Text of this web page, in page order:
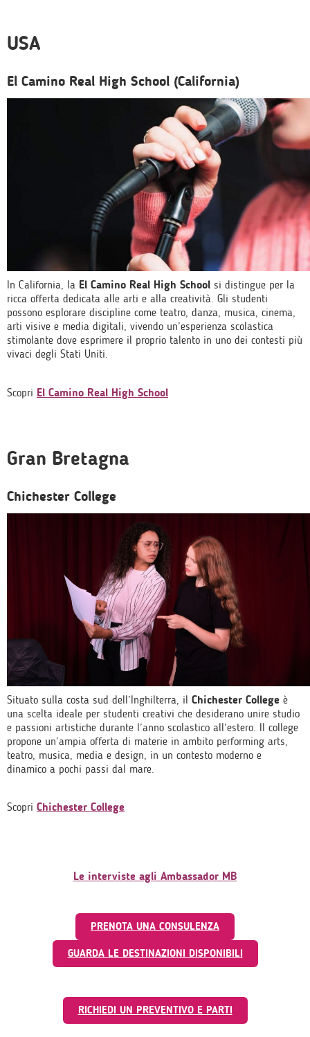
USA
El Camino Real High School (California)
In California, la El Camino Real High School si distingue per la
ricca offerta dedicata alle arti e alla creatività. Gli studenti
possono esplorare discipline come teatro, danza, musica, cinema,
arti visive e media digitali, vivendo un’esperienza scolastica
stimolante dove esprimere il proprio talento in uno dei contesti più
vivaci degli Stati Uniti.
Scopri El Camino Real High School
Gran Bretagna
Chichester College
Situato sulla costa sud dell’Inghilterra, il Chichester College è
una scelta ideale per studenti creativi che desiderano unire studio
e passioni artistiche durante l’anno scolastico all’estero. Il college
propone un’ampia offerta di materie in ambito performing arts,
teatro, musica, media e design, in un contesto moderno e
dinamico a pochi passi dal mare.
Scopri Chichester College
Le interviste agli Ambassador MB
PRENOTA UNA CONSULENZA
GUARDA LE DESTINAZIONI DISPONIBILI
RICHIEDI UN PREVENTIVO E PARTI